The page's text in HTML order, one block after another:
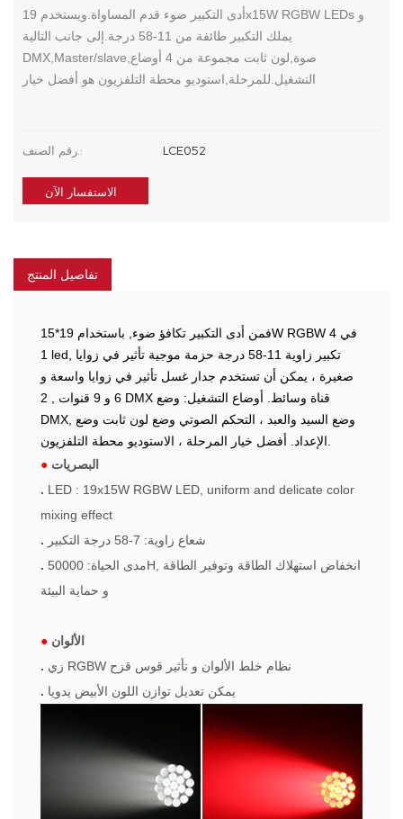
أدى التكبير ضوء قدم المساواة.ويستخدم 19x15W RGBW LEDs و
يملك التكبير طائفة من 11-58 درجة.إلى جانب التالية
DMX,Master/slave,صوة,لون ثابت مجموعة من 4 أوضاع
التشغيل.للمرحلة,استوديو محطة التلفزيون هو أفضل خيار
رقم الصنف.: LCE052
الاستفسار الآن
تفاصيل المنتج
فمن أدى التكبير تكافؤ ضوء, باستخدام 19*15W RGBW 4 في
1 led, تكبير زاوية 11-58 درجة حزمة موجية تأثير في زوايا
صغيرة ، يمكن أن تستخدم جدار غسل تأثير في زوايا واسعة و
6 و 9 قنوات , 2 DMX قناة وسائط. أوضاع التشغيل: وضع
DMX, وضع السيد والعبد ، التحكم الصوتي وضع لون ثابت وضع
الإعداد. أفضل خيار المرحلة ، الاستوديو محطة التلفزيون.
● البصريات
. LED : 19x15W RGBW LED, uniform and delicate color
mixing effect
.
شعاع زاوية: 7-58 درجة التكبير
. مدى الحياة: 50000H, انخفاض استهلاك الطاقة وتوفير الطاقة
و حماية البيئة
● الألوان
.
زي RGBW نظام خلط الألوان و تأثير قوس قزح
. يمكن تعديل توازن اللون الأبيض يدويا